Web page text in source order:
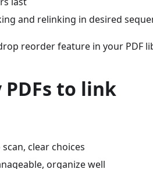
and relinking in desired
reorder feature in your PDF
PDFs to link
scan, clear choices
organize well